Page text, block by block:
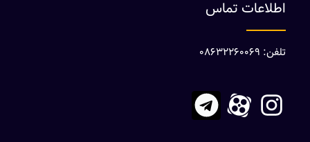
اطلاعات تماس
تلفن: 08632260069